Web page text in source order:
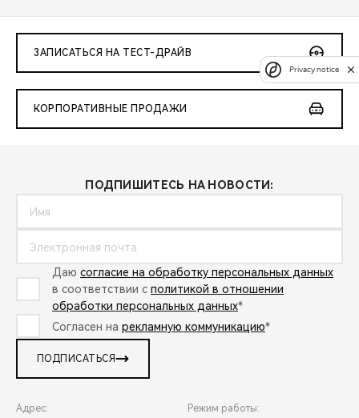
ЗАПИСАТЬСЯ НА ТЕСТ-ДРАЙВ
КОРПОРАТИВНЫЕ ПРОДАЖИ
ПОДПИШИТЕСЬ НА НОВОСТИ:
Даю согласие на обработку персональных данных
в соответствии с политикой в отношении
обработки персональных данных*
Согласен на рекламную коммуникацию*
ПОДПИСАТЬСЯ
Адрес: Режим работы:
Privacy notice